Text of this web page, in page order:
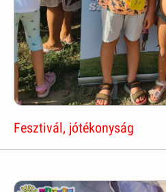
Fesztivál, jótékonyság